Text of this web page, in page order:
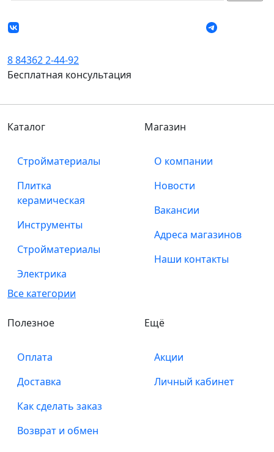
8 84362 2-44-92
Бесплатная консультация
Каталог
Стройматериалы
Плитка
керамическая
Инструменты
Стройматериалы
Электрика
Все категории
Магазин
О компании
Новости
Вакансии
Адреса магазинов
Наши контакты
Полезное
Оплата
Доставка
Как сделать заказ
Возврат и обмен
Ещё
Акции
Личный кабинет